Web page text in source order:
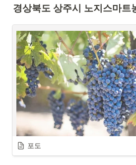
경상북도 상주시 노지스마트
포도